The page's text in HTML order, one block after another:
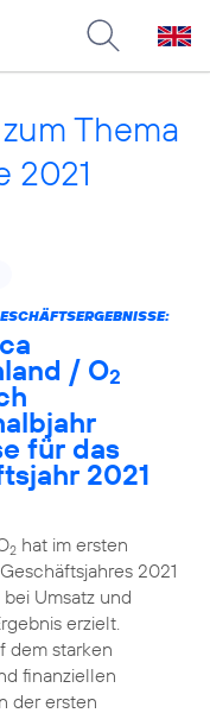
Thema
2021
/ O2
für das
2021
2hat im ersten
2021
Umsatz und
erzielt.
dem starken
finanziellen
der ersten